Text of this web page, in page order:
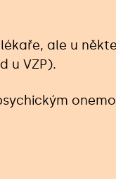
ale u
u VZP).